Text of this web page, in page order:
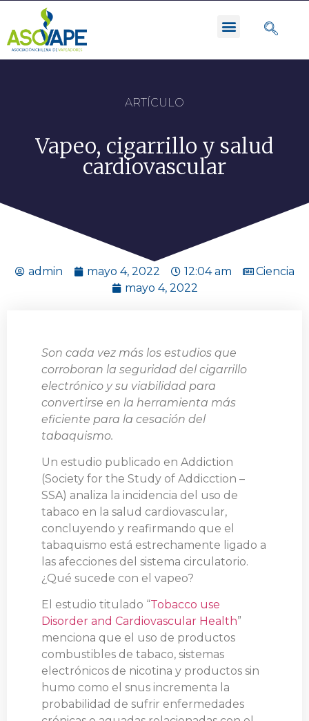
ARTÍCULO
Vapeo, cigarrillo y salud
cardiovascular
admin mayo 4, 2022 12:04 am
Ciencia
mayo 4, 2022
Son cada vez más los estudios que
corroboran la seguridad del cigarrillo
electrónico y su viabilidad para
convertirse en la herramienta más
eficiente para la cesación del
tabaquismo.
Un estudio publicado en Addiction
(Society for the Study of Addicction –
SSA) analiza la incidencia del uso de
tabaco en la salud cardiovascular,
concluyendo y reafirmando que el
tabaquismo está estrechamente ligado a
las afecciones del sistema circulatorio.
¿Qué sucede con el vapeo?
El estudio titulado “Tobacco use
Disorder and Cardiovascular Health”
menciona que el uso de productos
combustibles de tabaco, sistemas
electrónicos de nicotina y productos sin
humo como el snus incrementa la
probabilidad de sufrir enfermedades